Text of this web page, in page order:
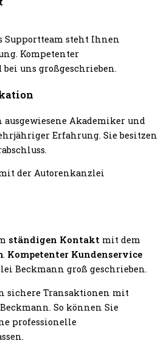
Akademiker und
Erfahrung. Sie besitzen
ständigen Kontakt mit dem
. Kompetenter Kundenservice
Beckmann groß geschrieben.